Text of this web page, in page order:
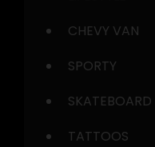
CHEVY VAN
SPORTY
SKATEBOARD
TATTOOS